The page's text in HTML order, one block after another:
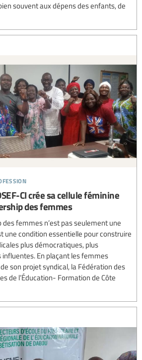
souvent aux dépens des enfants, de
CI crée sa cellule féminine
des femmes
femmes n’est pas seulement une
une condition essentielle pour construire
plus démocratiques, plus
En plaçant les femmes
son projet syndical, la Fédération des
de l’Éducation- Formation de Côte